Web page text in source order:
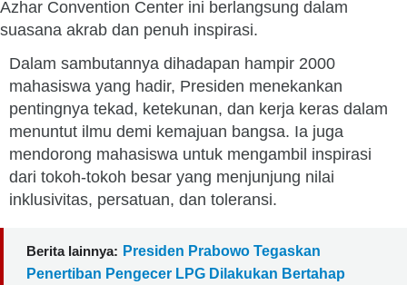
Azhar Convention Center ini berlangsung dalam
suasana akrab dan penuh inspirasi.
Dalam sambutannya dihadapan hampir 2000
mahasiswa yang hadir, Presiden menekankan
pentingnya tekad, ketekunan, dan kerja keras dalam
menuntut ilmu demi kemajuan bangsa. Ia juga
mendorong mahasiswa untuk mengambil inspirasi
dari tokoh-tokoh besar yang menjunjung nilai
inklusivitas, persatuan, dan toleransi.
Berita lainnya: Presiden Prabowo Tegaskan
Penertiban Pengecer LPG Dilakukan Bertahap